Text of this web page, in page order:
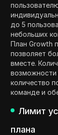
до 5
небольших
План Growth
позволяет
вместе.
количество
команде и
Лимит
плана